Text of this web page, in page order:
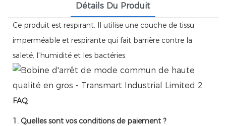
Détails Du Produit
Ce produit est respirant. Il utilise une couche de tissu
imperméable et respirante qui fait barrière contre la
saleté, l'humidité et les bactéries.
FAQ
1. Quelles sont vos conditions de paiement ?